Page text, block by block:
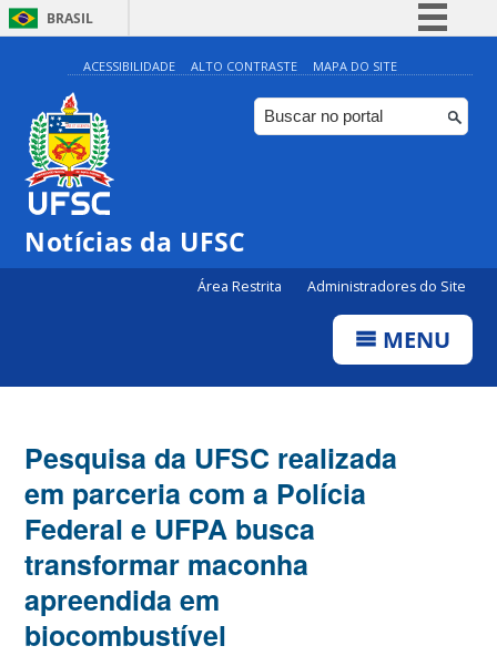
BRASIL
Simplifique!
Comunica BR
Participe
ACESSIBILIDADE ALTO CONTRASTE MAPA DO SITE
Notícias da UFSC
Área Restrita Administradores do Site
MENU
Pesquisa da UFSC realizada
em parceria com a Polícia
Federal e UFPA busca
transformar maconha
apreendida em
biocombustível